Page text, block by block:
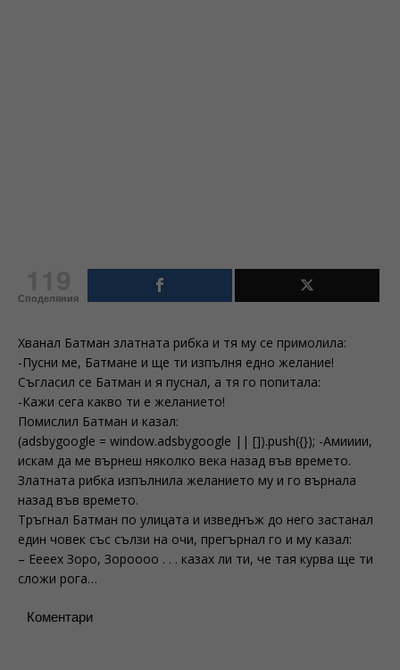
Споделяния
Хванал Батман златната рибка и тя му се примолила:
-Пусни ме, Батмане и ще ти изпълня едно желание!
Съгласил се Батман и я пуснал, а тя го попитала:
-Кажи сега какво ти е желанието!
Помислил Батман и казал:
(adsbygoogle = window.adsbygoogle || []).push({}); -Амииии,
искам да ме върнеш няколко века назад във времето.
Златната рибка изпълнила желанието му и го върнала
назад във времето.
Тръгнал Батман по улицата и изведнъж до него застанал
един човек със сълзи на очи, прегърнал го и му казал:
– Еееех Зоро, Зороооо . . . казах ли ти, че тая курва ще ти
сложи рога…
Коментари